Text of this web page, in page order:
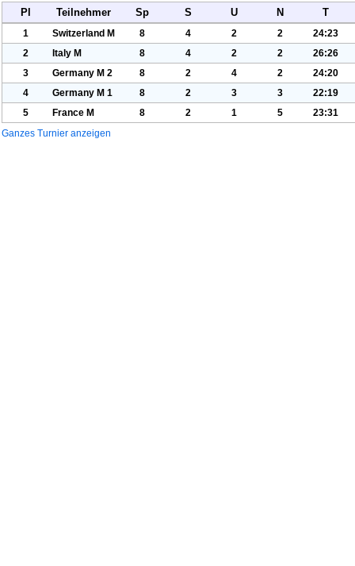
Pl Teilnehmer Sp S U N T
1 Switzerland M 8 4 2 2
24:23
2
Italy M 8 4 2 2
26:26
3
Germany M 2 8 2 4 2
24:20
4
Germany M 1 8 2 3 3
22:19
5
France M 8 2 1 5
23:31
Ganzes Turnier anzeigen